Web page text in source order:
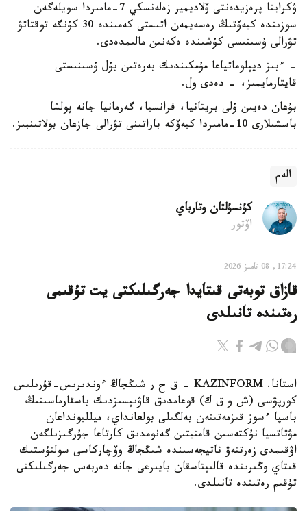
ۋكراينا پرەزيدەنتى ۆلاديمير زەلەنسكي 7-مامىردا سويلەگەن
سوزىندە كيەۆتىڭ رەسەيمەن اتىستى كەمىندە 30 كۇنگە توقتاتۋ
تۋرالى ۇسىنىسى كۇشىندە ەكەنىن مالىمدەدى.
- ءبىز ديپلوماتياعا مۇمكىندىك بەرەتىن بۇل ۇسىنىستى
قايتارمايمىز، - دەدى ول.
بۇعان دەيىن ۇلى بريتانيا، فرانسيا، گەرمانيا جانە پولشا
باسشىلارى 10-مامىردا كيەۆكە باراتىنى تۋرالى جازعان بولاتىنبىز.
الەم
كۇنسۇلتان وتارباي
اۆتور
17:24, 08 تامىز 2026
قازاق توبەتى قىتايدا جەرگىلىكتى يت تۇقىمى
رەتىندە تانىلدى
استانا. KAZINFORM – ق ح ر شىڭجاڭ ءوندىرىس-قۇرىلىس
كورپۋسى (ش و ق ك) قوعامدىق قاۋىپسىزدىك باسقارماسىنىڭ
باسپا ءسوز قىزمەتىنەن بەلگىلى بولعانداي، ميلليونداعان
مۋتاتسيا نۇكتەسىن قامتيتىن گەنومدىق كارتاعا جۇرگىزىلگەن
اۋقىمدى زەرتتەۋ ناتيجەسىندە شىڭجاڭ وۆچاركاسى سولتۇستىك
قىتاي وڭىرىندە قالىپتاسقان بايىرعى جانە دەربەس جەرگىلىكتى
تۇقىم رەتىندە تانىلدى.